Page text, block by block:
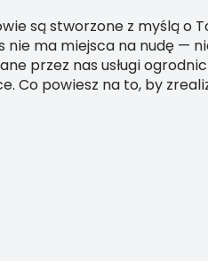
są stworzone z myślą o
ma miejsca na nudę —
przez nas usługi
Co powiesz na to, by